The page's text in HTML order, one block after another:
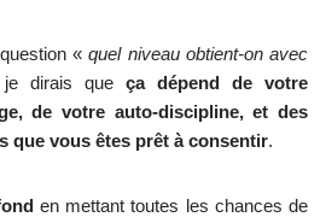
«quel niveau obtient-on avec
dirais que ça dépend de votre
de votre auto-discipline, et des
que vous êtes prêt à consentir.
en mettant toutes les chances de